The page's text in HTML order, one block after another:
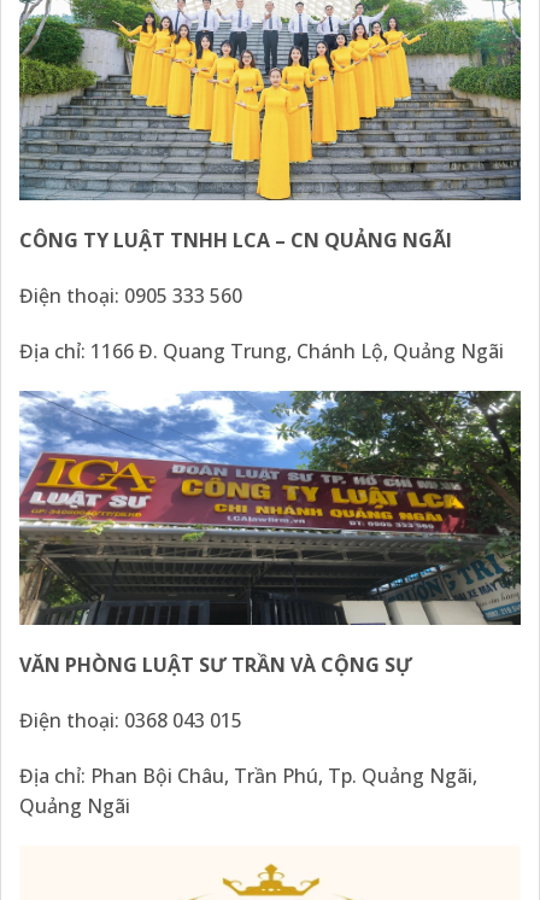
CÔNG TY LUẬT TNHH LCA – CN QUẢNG NGÃI
Điện thoại: 0905 333 560
Địa chỉ: 1166 Đ. Quang Trung, Chánh Lộ, Quảng Ngãi
VĂN PHÒNG LUẬT SƯ TRẦN VÀ CỘNG SỰ
Điện thoại: 0368 043 015
Địa chỉ: Phan Bội Châu, Trần Phú, Tp. Quảng Ngãi,
Quảng Ngãi